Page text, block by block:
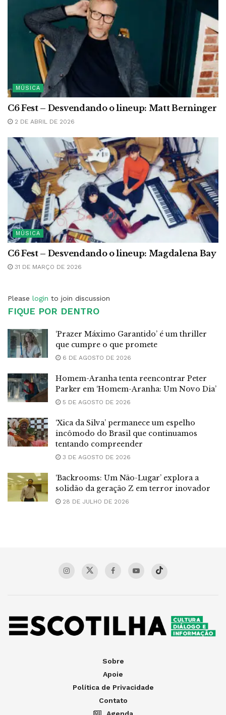
MÚSICA
C6 Fest – Desvendando o lineup: Matt Berninger
2 DE ABRIL DE 2026
MÚSICA
C6 Fest – Desvendando o lineup: Magdalena Bay
31 DE MARÇO DE 2026
Please login to join discussion
FIQUE POR DENTRO
‘Prazer Máximo Garantido’ é um thriller
que cumpre o que promete
6 DE AGOSTO DE 2026
Homem-Aranha tenta reencontrar Peter
Parker em ‘Homem-Aranha: Um Novo Dia’
5 DE AGOSTO DE 2026
‘Xica da Silva’ permanece um espelho
incômodo do Brasil que continuamos
tentando compreender
3 DE AGOSTO DE 2026
‘Backrooms: Um Não-Lugar’ explora a
solidão da geração Z em terror inovador
28 DE JULHO DE 2026
Sobre
Apoie
Política de Privacidade
Contato
Agenda